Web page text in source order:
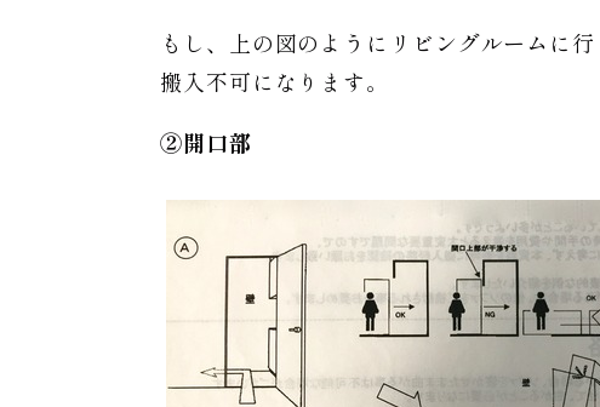
もし、上の図のようにリビングルームに
搬入不可になります。
②開口部